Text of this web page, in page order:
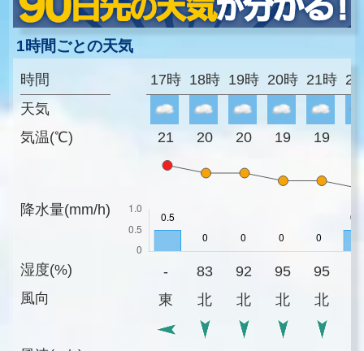
1時間ごとの天気
時間
天気
気温(℃)
降水量(mm/h)
湿度(%)
風向
17時 18時 19時 20時 21時
21 20 20 19 19
- 83 92 95 95
東
北 北 北 北